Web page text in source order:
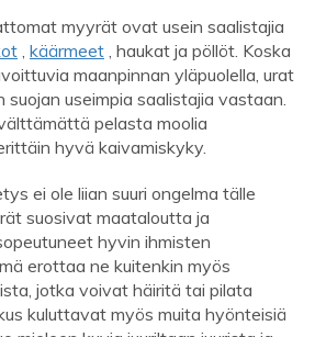
myyrät ovat usein saalistajia
käärmeet , haukat ja pöllöt. Koska
maanpinnan yläpuolella, urat
useimpia saalistajia vastaan.
pelasta moolia
hyvä kaivamiskyky.
ei ole liian suuri ongelma tälle
suosivat maataloutta ja
hyvin ihmisten
erottaa ne kuitenkin myös
jotka voivat häiritä tai pilata
kuluttavat myös muita hyönteisiä